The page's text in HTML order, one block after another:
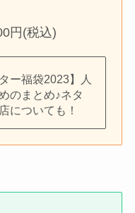
円(税込)
ー福袋2023】人
のまとめ♪ネタ
についても！